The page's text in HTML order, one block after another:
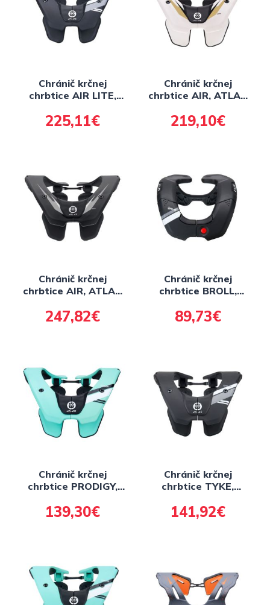
Chránič krčnej
chrbtice AIR LITE,
225,11€
Chránič krčnej
chrbtice AIR, ATLAS
219,10€
Chránič krčnej
chrbtice AIR, ATLAS
247,82€
Chránič krčnej
chrbtice BROLL,
(čierna)
89,73€
Chránič krčnej
chrbtice PRODIGY,
(tyrkysová)
139,30€
Chránič krčnej
chrbtice TYKE,
(čierna)
141,92€